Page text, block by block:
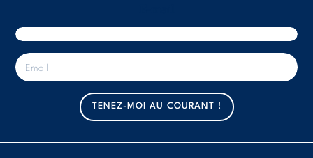
E
-
m
TENEZ-MOI AU COURANT !